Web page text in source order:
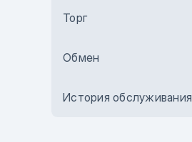
Бежевый
Комбинированный
Торг
Обмен
История обслуживания